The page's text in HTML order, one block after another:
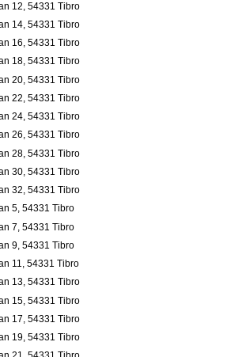
41, 54331 Tibro
och Städ KB
6, 54331 Tibro
9 E, 54331 Tibro
12, 54331 Tibro
14, 54331 Tibro
16, 54331 Tibro
18, 54331 Tibro
20, 54331 Tibro
22, 54331 Tibro
24, 54331 Tibro
26, 54331 Tibro
28, 54331 Tibro
30, 54331 Tibro
32, 54331 Tibro
5, 54331 Tibro
7, 54331 Tibro
9, 54331 Tibro
11, 54331 Tibro
13, 54331 Tibro
15, 54331 Tibro
17, 54331 Tibro
19, 54331 Tibro